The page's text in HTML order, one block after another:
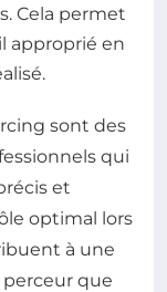
Cela permet
approprié en
sont des
qui
et
optimal lors
à une
que